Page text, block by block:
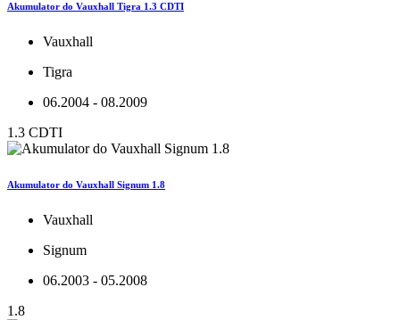
Akumulator do Vauxhall Tigra 1.3 CDTI
Vauxhall
Tigra
06.2004 - 08.2009
1.3 CDTI
Akumulator do Vauxhall Signum 1.8
Vauxhall
Signum
06.2003 - 05.2008
1.8